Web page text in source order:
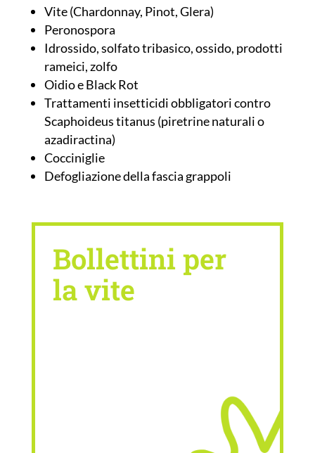
Vite (Chardonnay, Pinot, Glera)
Peronospora
Idrossido, solfato tribasico, ossido, prodotti
rameici, zolfo
Oidio e Black Rot
Trattamenti insetticidi obbligatori contro
Scaphoideus titanus (piretrine naturali o
azadiractina)
Cocciniglie
Defogliazione della fascia grappoli
Bollettini per
la vite